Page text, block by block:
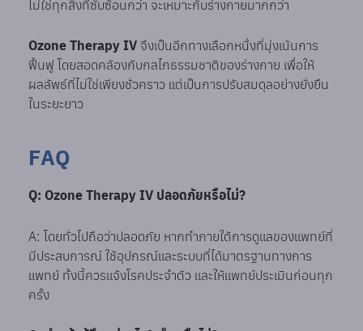
ไม่ใช่ทุกสิ่งที่ซับซ้อนกว่า จะเหมาะกับร่างกายมากกว่า
Ozone Therapy IV จึงเป็นอีกทางเลือกหนึ่งที่มุ่งเน้นการ
ฟื้นฟู โดยสอดคล้องกับกลไกธรรมชาติของร่างกาย เพื่อให้
ผลลัพธ์ที่ไม่ใช่เพียงชั่วคราว แต่เป็นการปรับสมดุลอย่างยั่งยืน
ในระยะยาว
FAQ
Q: Ozone Therapy IV ปลอดภัยหรือไม่?
A: โดยทั่วไปถือว่าปลอดภัย หากทำภายใต้การดูแลของแพทย์ที่
มีประสบการณ์ ใช้อุปกรณ์และระบบที่ได้มาตรฐานทางการ
แพทย์ ทั้งนี้ควรแจ้งโรคประจำตัว และให้แพทย์ประเมินก่อนทุก
ครั้ง